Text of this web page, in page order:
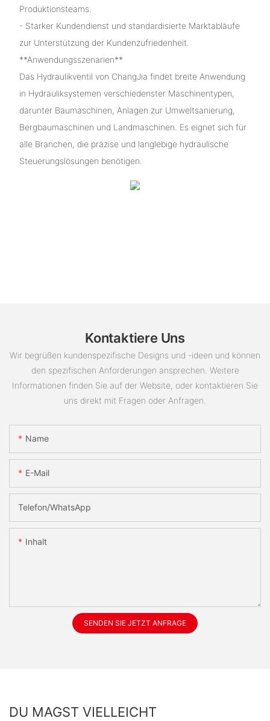
Produktionsteams.
- Starker Kundendienst und standardisierte Marktabläufe
zur Unterstützung der Kundenzufriedenheit.
**Anwendungsszenarien**
Das Hydraulikventil von ChangJia findet breite Anwendung
in Hydrauliksystemen verschiedenster Maschinentypen,
darunter Baumaschinen, Anlagen zur Umweltsanierung,
Bergbaumaschinen und Landmaschinen. Es eignet sich für
alle Branchen, die präzise und langlebige hydraulische
Steuerungslösungen benötigen.
Kontaktiere Uns
Wir begrüßen kundenspezifische Designs und -ideen und können
den spezifischen Anforderungen ansprechen. Weitere
Informationen finden Sie auf der Website, oder kontaktieren Sie
uns direkt mit Fragen oder Anfragen.
Name
E-Mail
Telefon/WhatsApp
Inhalt
SENDEN SIE JETZT ANFRAGE
DU MAGST VIELLEICHT